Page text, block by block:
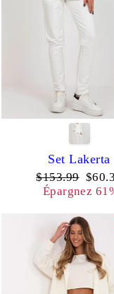
Set Lakerta
Prix
régulier
$153.99 Prix
Épargnez